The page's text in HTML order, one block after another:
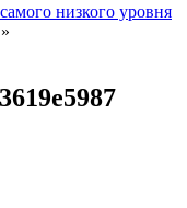
низкого уровня
»